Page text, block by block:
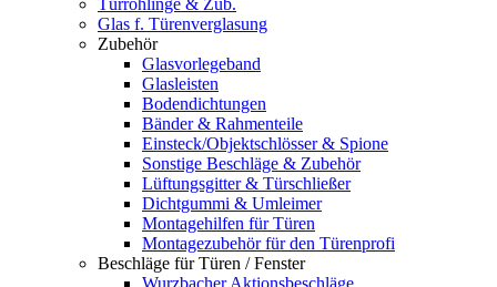
Türrohlinge & Zub.
Glas f. Türenverglasung
Zubehör
Glasvorlegeband
Glasleisten
Bodendichtungen
Bänder & Rahmenteile
Einsteck/Objektschlösser & Spione
Sonstige Beschläge & Zubehör
Lüftungsgitter & Türschließer
Dichtgummi & Umleimer
Montagehilfen für Türen
Montagezubehör für den Türenprofi
Beschläge für Türen / Fenster